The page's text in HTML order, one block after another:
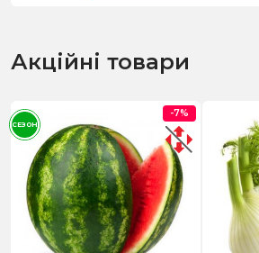
Акційні товари
-7%
СЕЗОН